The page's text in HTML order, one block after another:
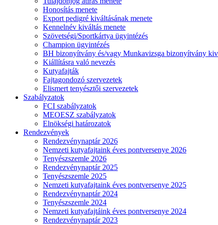
Honosítás menete
Export pedigré kiváltásának menete
Kennelnév kiváltás menete
Szövetségi/Sportkártya ügyintézés
Champion ügyintézés
BH bizonyítvány és/vagy Munkavizsga bizonyítvány
Kiállításra való nevezés
Kutyafajták
Fajtagondozó szervezetek
Elismert tenyésztői szervezetek
Szabályzatok
FCI szabályzatok
MEOESZ szabályzatok
Elnökségi határozatok
Rendezvények
Rendezvénynaptár 2026
Nemzeti kutyafajtaink éves pontversenye 2026
Tenyészszemle 2026
Rendezvénynaptár 2025
Tenyészszemle 2025
Nemzeti kutyafajtaink éves pontversenye 2025
Rendezvénynaptár 2024
Tenyészszemle 2024
Nemzeti kutyafajtáink éves pontversenye 2024
Rendezvénynaptár 2023